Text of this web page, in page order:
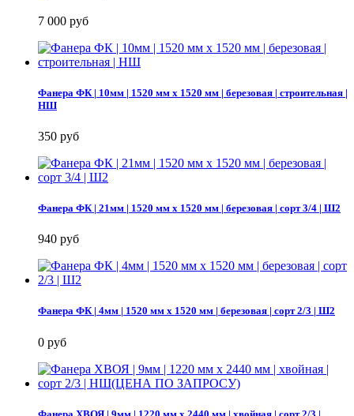
7 000 руб
Фанера ФК | 10мм | 1520 мм х 1520 мм | березовая | строительная |
НШ
350 руб
Фанера ФК | 21мм | 1520 мм х 1520 мм | березовая | сорт 3/4 | Ш2
940 руб
Фанера ФК | 4мм | 1520 мм х 1520 мм | березовая | сорт 2/3 | Ш2
0 руб